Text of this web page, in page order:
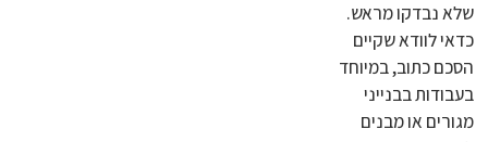
שלא נבדקו מראש.
כדאי לוודא שקיים
הסכם כתוב, במיוחד
בעבודות בבנייני
מגורים או מבנים